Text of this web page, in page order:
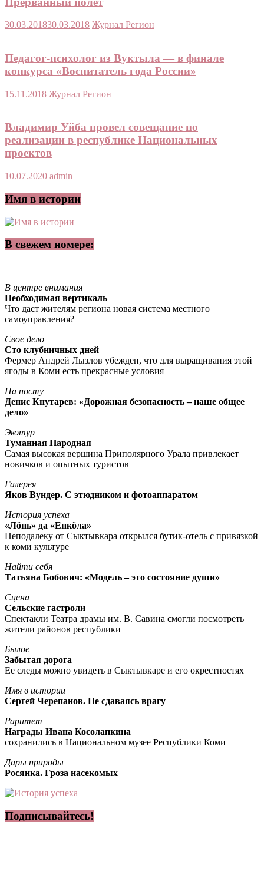
30.03.201830.03.2018 Журнал Регион
Педагог-психолог из Вуктыла — в финале
конкурса «Воспитатель года России»
15.11.2018 Журнал Регион
Владимир Уйба провел совещание по
реализации в республике Национальных
проектов
10.07.2020 admin
Имя в истории
В свежем номере:
В центре внимания
Необходимая вертикаль
Что даст жителям региона новая система местного
самоуправления?
Свое дело
Сто клубничных дней
Фермер Андрей Лызлов убежден, что для выращивания этой
ягоды в Коми есть прекрасные условия
На посту
Денис Кнутарев: «Дорожная безопасность – наше общее
дело»
Экотур
Туманная Народная
Самая высокая вершина Приполярного Урала привлекает
новичков и опытных туристов
Галерея
Яков Вундер. С этюдником и фотоаппаратом
История успеха
«Лöнь» да «Енкöла»
Неподалеку от Сыктывкара открылся бутик-отель с привязкой
к коми культуре
Найти себя
Татьяна Бобович: «Модель – это состояние души»
Сцена
Сельские гастроли
Спектакли Театра драмы им. В. Савина смогли посмотреть
жители районов республики
Былое
Забытая дорога
Ее следы можно увидеть в Сыктывкаре и его окрестностях
Имя в истории
Сергей Черепанов. Не сдаваясь врагу
Раритет
Награды Ивана Косолапкина
сохранились в Национальном музее Республики Коми
Дары природы
Росянка. Гроза насекомых
Подписывайтесь!